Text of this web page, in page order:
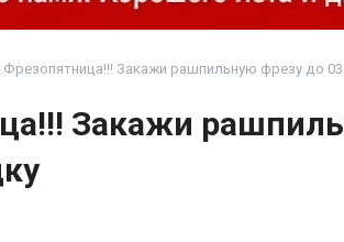
Фрезопятница!!! Закажи рашпильную фрезу до
Закажи